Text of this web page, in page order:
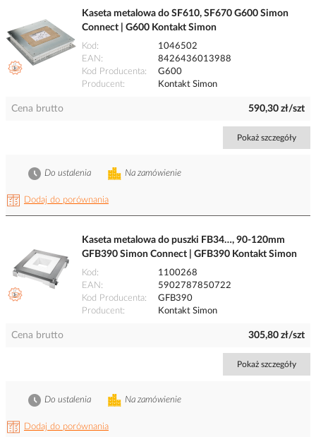
Kaseta metalowa do SF610, SF670 G600 Simon
Connect | G600 Kontakt Simon
Kod
1046502
EAN
8426436013988
Kod Producenta
G600
Producent
Kontakt Simon
Cena brutto 590,30 zł/szt
Pokaż szczegóły
Dodaj do porównania
Na zamówienie
Do ustalenia
Kaseta metalowa do puszki FB34…, 90-120mm
GFB390 Simon Connect | GFB390 Kontakt Simon
Kod
1100268
EAN
5902787850722
Kod Producenta
GFB390
Producent
Kontakt Simon
Cena brutto 305,80 zł/szt
Pokaż szczegóły
Dodaj do porównania
Na zamówienie
Do ustalenia